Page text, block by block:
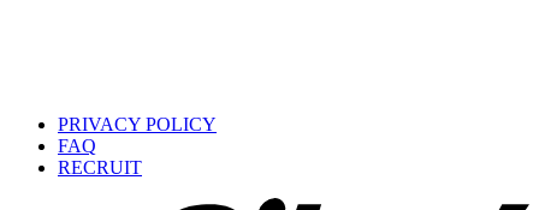
PRIVACY POLICY
FAQ
RECRUIT